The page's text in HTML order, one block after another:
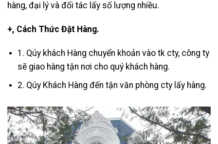
hàng, đại lý và đối tác lấy số lượng nhiều.
+, Cách Thức Đặt Hàng.
1. Qúy khách Hàng chuyển khoản vào tk cty, công ty
sẽ giao hàng tận nơi cho quý khách hàng.
2. Qúy Khách Hàng đến tận văn phòng cty lấy hàng.